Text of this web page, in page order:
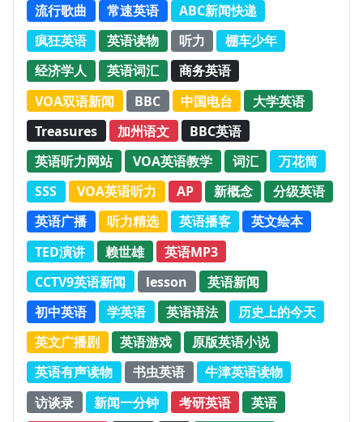
流行歌曲
常速英语
ABC新闻快递
疯狂英语
英语读物 听力
棚车少年
经济学人
英语词汇
商务英语
VOA双语新闻
BBC 中国电台
大学英语
Treasures
加州语文
BBC英语
英语听力网站
VOA英语教学 词汇
万花筒
SSS
VOA英语听力 AP 新概念
分级英语
英语广播
听力精选 英语播客
英文绘本
TED演讲
赖世雄
英语MP3
CCTV9英语新闻
lesson
英语新闻
初中英语
学英语 英语语法
历史上的今天
英文广播剧
英语游戏
原版英语小说
英语有声读物
书虫英语
牛津英语读物
访谈录
新闻一分钟 考研英语
英语